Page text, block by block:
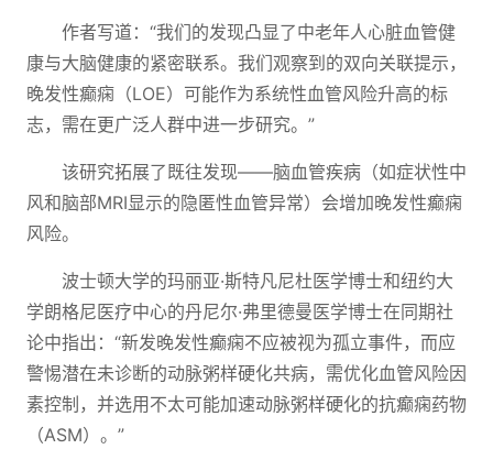
作者写道：“我们的发现凸显了中老年人心脏血管健
康与大脑健康的紧密联系。我们观察到的双向关联提示，
晚发性癫痫（LOE）可能作为系统性血管风险升高的标
志，需在更广泛人群中进一步研究。”
该研究拓展了既往发现——脑血管疾病（如症状性中
风和脑部MRI显示的隐匿性血管异常）会增加晚发性癫痫
风险。
波士顿大学的玛丽亚·斯特凡尼杜医学博士和纽约大
学朗格尼医疗中心的丹尼尔·弗里德曼医学博士在同期社
论中指出：“新发晚发性癫痫不应被视为孤立事件，而应
警惕潜在未诊断的动脉粥样硬化共病，需优化血管风险因
素控制，并选用不太可能加速动脉粥样硬化的抗癫痫药物
（ASM）。”